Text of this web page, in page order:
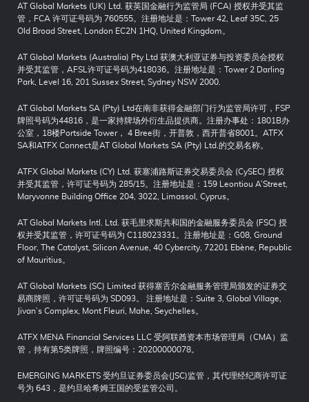
AT Global Markets (UK) Ltd. 获英国金融行为监管局 (FCA) 授权并受其监
管，FCA 许可证号码为 760555。注册地址是：Tower 42, Leaf 35C, 25
Old Broad Street, London EC2N 1HQ, United Kingdom。
AT Global Markets (Australia) Pty Ltd 获澳大利亚证券与投资委员会授权
并受其监管，AFSL许可证号码为418036。注册地址是：Tower 2 Darling
Park, Level 16, 201 Sussex Street, Sydney NSW 2000.
AT Global Markets SA (Pty) Ltd在南非获得金融部门行为监管局许可，FSP
牌照号码为44816，是一家持牌场外衍生品提供商。注册办事处：1801B办
公室，18楼Portside Tower， 4 Bree街，开普敦，西开普省8001。ATFX
SA和ATFX Connect是AT Global Markets SA (Pty) Ltd.的交易名称。
ATFX Global Markets (CY) Ltd. 获塞浦路斯证券交易委员会 (CySEC) 授权
并受其监管，许可证号码为 285/15。注册地址是：159 Leontiou A’Street,
Maryvonne Building Office 204, 3022, Limassol, Cyprus。
AT Global Markets Intl. Ltd. 获毛里求斯共和国的金融服务委员会 (FSC) 授
权并受其监管，许可证号码为 C118023331。注册地址是：G08, Ground
Floor, The Catalyst, Silicon Avenue, 40 Cybercity, 72201 Ebène, Republic
of Mauritius。
AT Global Markets (SC) Limited 获得塞舌尔金融服务管理局颁发的证券交
易商牌照，许可证号码为 SD093。 注册地址是：Suite 3, Global Village,
Jivan’s Complex, Mont Fleuri, Mahe, Seychelles。
ATFX MENA Financial Services LLC 受阿联酋资本市场管理局（CMA）监
管，持有第5类牌照，牌照编号：20200000078。
EMERGING MARKETS 受约旦证券委员会(JSC)监管，其代理经纪商许可证
号为 643，是约旦哈希姆王国的受监管公司。